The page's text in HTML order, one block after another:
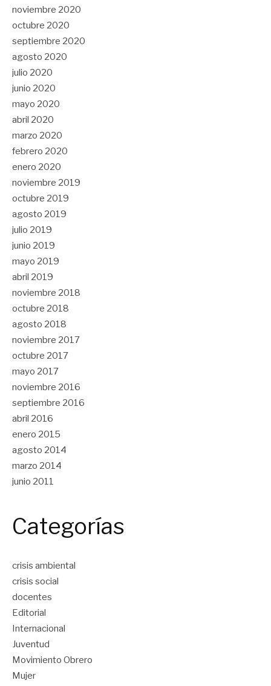
noviembre 2020
octubre 2020
septiembre 2020
agosto 2020
julio 2020
junio 2020
mayo 2020
abril 2020
marzo 2020
febrero 2020
enero 2020
noviembre 2019
octubre 2019
agosto 2019
julio 2019
junio 2019
mayo 2019
abril 2019
noviembre 2018
octubre 2018
agosto 2018
noviembre 2017
octubre 2017
mayo 2017
noviembre 2016
septiembre 2016
abril 2016
enero 2015
agosto 2014
marzo 2014
junio 2011
Categorías
crisis ambiental
crisis social
docentes
Editorial
Internacional
Juventud
Movimiento Obrero
Mujer